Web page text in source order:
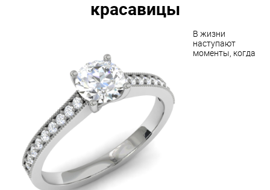
красавицы
В жизни
наступают
моменты, когда